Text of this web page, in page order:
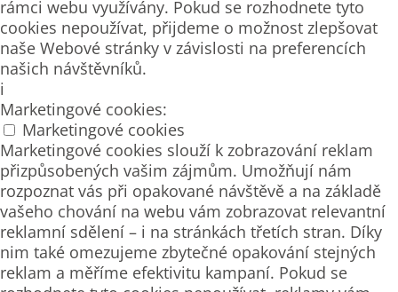
rámci webu využívány. Pokud se rozhodnete tyto
cookies nepoužívat, přijdeme o možnost zlepšovat
naše Webové stránky v závislosti na preferencích
našich návštěvníků.
i
Marketingové cookies:
Marketingové cookies
Marketingové cookies slouží k zobrazování reklam
přizpůsobených vašim zájmům. Umožňují nám
rozpoznat vás při opakované návštěvě a na základě
vašeho chování na webu vám zobrazovat relevantní
reklamní sdělení – i na stránkách třetích stran. Díky
nim také omezujeme zbytečné opakování stejných
reklam a měříme efektivitu kampaní. Pokud se